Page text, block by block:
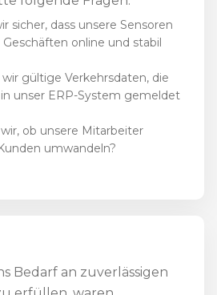
sicher, dass unsere Sensoren
Geschäften online und stabil
gültige Verkehrsdaten, die
unser ERP-System gemeldet
ob unsere Mitarbeiter
umwandeln?
Bedarf an zuverlässigen